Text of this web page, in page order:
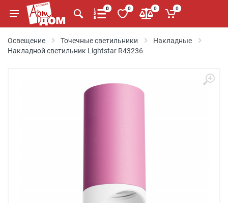
0 0 0 0
Освещение Точечные светильники
Накладные
Накладной светильник Lightstar R43236